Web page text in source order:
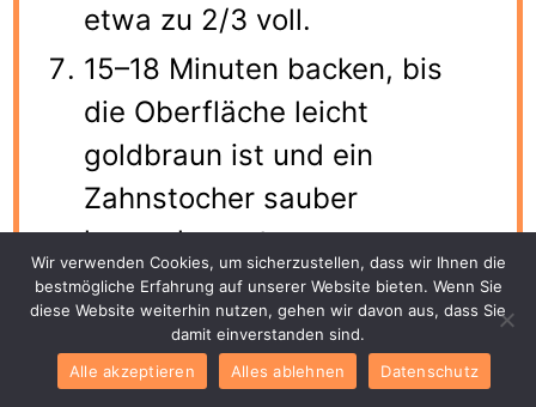
etwa zu 2/3 voll.
15–18 Minuten backen, bis
die Oberfläche leicht
goldbraun ist und ein
Zahnstocher sauber
herauskommt.
Für das Topping Mascarpone,
Sahne, Puderzucker und
Vanilleextrakt steif schlagen.
Wir verwenden Cookies, um sicherzustellen, dass wir Ihnen die
bestmögliche Erfahrung auf unserer Website bieten. Wenn Sie
diese Website weiterhin nutzen, gehen wir davon aus, dass Sie
damit einverstanden sind.
Alle akzeptieren
Alles ablehnen Datenschutz